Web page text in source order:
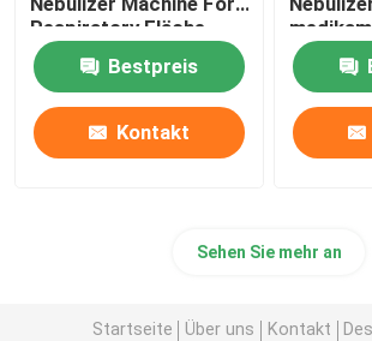
Respiratory Fläche
Bestpreis
Kontakt
Sehen Sie mehr an
Startseite Über uns Kontakt